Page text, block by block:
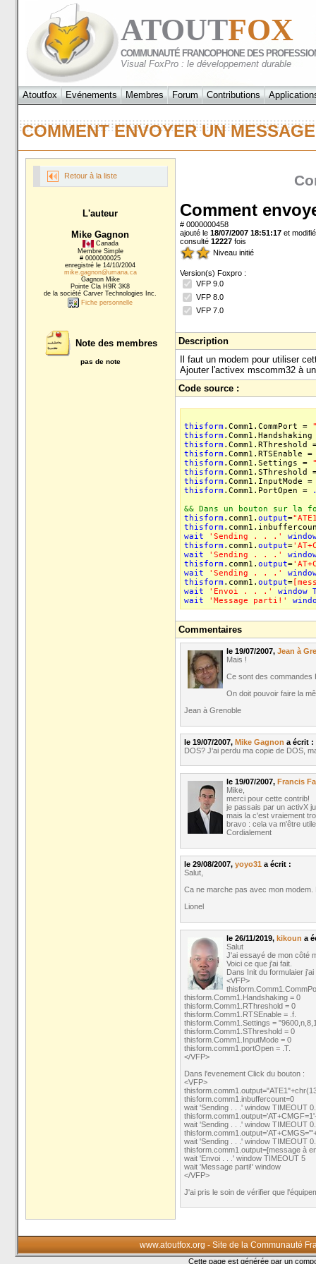
ATOUTFOX
COMMUNAUTÉ FRANCOPHONE DES
Visual FoxPro : le développement durable
Atoutfox Evénements Membres Forum Contributions
COMMENT ENVOYER UN
Retour à la liste
L'auteur
Mike Gagnon
Canada
Membre Simple
# 0000000025
enregistré le 14/10/2004
mike.gagnon@umana.ca
Gagnon Mike
Pointe Cla H9R 3K8
de la société Carver Technologies Inc.
Fiche personnelle
Note des membres
pas de note
Comment
# 0000000458
ajouté le 18/07/2007 18:51:17et
consulté 12227fois
Niveau initié
Version(s) Foxpro :
VFP 9.0
VFP 8.0
VFP 7.0
Description
Il faut un modem pour utiliser
Ajouter l'activex mscomm32 à
Code source :
thisform.Comm1.CommPort =
thisform
thisform.Comm1.RThreshold
thisform.Comm1.RTSEnable
thisform.Comm1.Settings =
thisform.Comm1.SThreshold
thisform.Comm1.InputMode =
thisform.Comm1.PortOpen =
&& Dans un bouton sur la
thisform.comm1. output=
thisform
wait
'Sending . . .'
thisform.comm1. output=
wait
'Sending . . .'
thisform.comm1. output=
wait
'Sending . . .'
thisform.comm1. output=
wait
'Envoi . . .' window
wait
'Message parti!'
Commentaires
le 19/07/2007, Jean à
Mais !
Ce sont des commandes
On doit pouvoir faire la
Jean à Grenoble
le 19/07/2007, Mike Gagnon a écrit :
DOS? J'ai perdu ma copie de DOS,
le 19/07/2007, Francis
Mike,
merci pour cette contrib!
je passais par un activX
mais la c'est vraiement
bravo : cela va m'être utile
Cordialement
le 29/08/2007, yoyo31 a écrit :
Salut,
Ca ne marche pas avec mon
Lionel
le 26/11/2019, kikoun a
Salut
J'ai essayé de mon côté
Voici ce que j'ai fait.
Dans Init du formulaier j'ai
<VFP>
thisform.Comm1.Handshaking = 0
thisform.Comm1.RThreshold = 0
thisform.Comm1.RTSEnable = .f.
thisform.Comm1.Settings =
thisform.Comm1.SThreshold = 0
thisform.Comm1.InputMode = 0
thisform.comm1.portOpen = .T.
</VFP>
Dans l'evenement Click du bouton :
<VFP>
thisform.comm1.inbuffercount=0
wait 'Sending . . .' window TIMEOUT
wait 'Sending . . .' window TIMEOUT
wait 'Sending . . .' window TIMEOUT
thisform.comm1.output=[message à
wait 'Envoi . . .' window TIMEOUT 5
wait 'Message parti!' window
</VFP>
J'ai pris le soin de vérifier que
www.atoutfox.org - Site de la Communauté
Cette page est générée par un